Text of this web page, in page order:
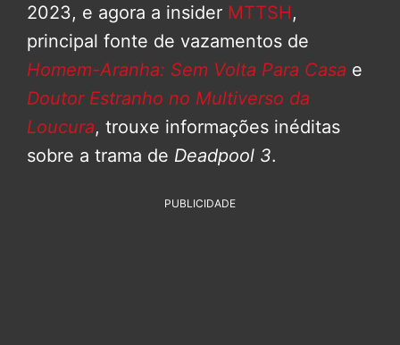
2023, e agora a insider MTTSH,
principal fonte de vazamentos de
Homem-Aranha: Sem Volta Para Casa e
Doutor Estranho no Multiverso da
Loucura, trouxe informações inéditas
sobre a trama de Deadpool 3.
PUBLICIDADE